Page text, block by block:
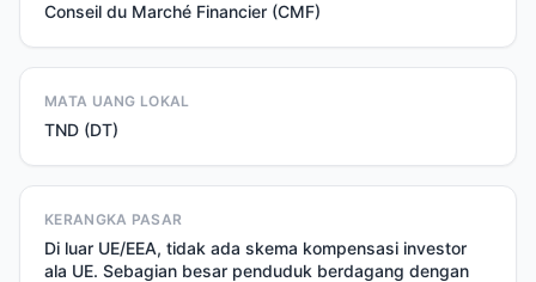
Conseil du Marché Financier (CMF)
MATA UANG LOKAL
TND (DT)
KERANGKA PASAR
Di luar UE/EEA, tidak ada skema kompensasi investor
ala UE. Sebagian besar penduduk berdagang dengan